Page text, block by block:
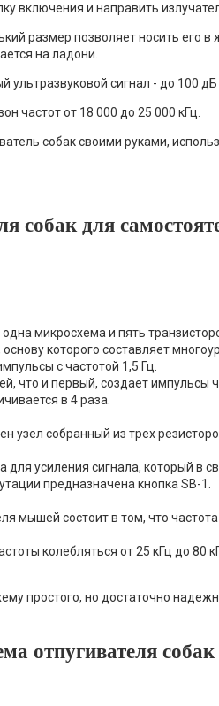
включения и направить
размер позволяет носить его в
на ладони.
ультразвуковой сигнал - до 100 дБ
частот от 18 000 до 25 000 кГц.
собак своими руками,
собак для
микросхема и пять
основу которого составляет
с частотой 1,5 Гц.
что и первый, создает импульсы
в 4 раза.
собранный из трех
усиления сигнала, который в
предназначена кнопка SB-1.
мышей состоит в том, что
колебляться от 25 кГц до 80
простого, но достаточно
отпугивателя собак